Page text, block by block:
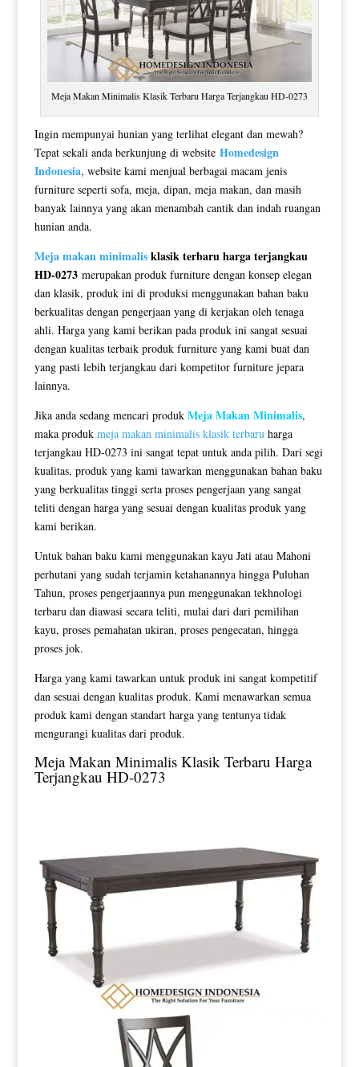
Meja Makan Minimalis Klasik Terbaru Harga Terjangkau HD-0273
Ingin mempunyai hunian yang terlihat elegant dan mewah?
Tepat sekali anda berkunjung di website Homedesign
Indonesia, website kami menjual berbagai macam jenis
furniture seperti sofa, meja, dipan, meja makan, dan masih
banyak lainnya yang akan menambah cantik dan indah ruangan
hunian anda.
Meja makan minimalisklasik terbaru harga terjangkau
HD-0273merupakan produk furniture dengan konsep elegan
dan klasik, produk ini di produksi menggunakan bahan baku
berkualitas dengan pengerjaan yang di kerjakan oleh tenaga
ahli. Harga yang kami berikan pada produk ini sangat sesuai
dengan kualitas terbaik produk furniture yang kami buat dan
yang pasti lebih terjangkau dari kompetitor furniture jepara
lainnya.
Jika anda sedang mencari produk Meja Makan Minimalis,
maka produk meja makan minimalis klasik terbaru harga
terjangkau HD-0273 ini sangat tepat untuk anda pilih. Dari segi
kualitas, produk yang kami tawarkan menggunakan bahan baku
yang berkualitas tinggi serta proses pengerjaan yang sangat
teliti dengan harga yang sesuai dengan kualitas produk yang
kami berikan.
Untuk bahan baku kami menggunakan kayu Jati atau Mahoni
perhutani yang sudah terjamin ketahanannya hingga Puluhan
Tahun, proses pengerjaannya pun menggunakan tekhnologi
terbaru dan diawasi secara teliti, mulai dari dari pemilihan
kayu, proses pemahatan ukiran, proses pengecatan, hingga
proses jok.
Harga yang kami tawarkan untuk produk ini sangat kompetitif
dan sesuai dengan kualitas produk. Kami menawarkan semua
produk kami dengan standart harga yang tentunya tidak
mengurangi kualitas dari produk.
Meja Makan Minimalis Klasik Terbaru Harga
Terjangkau HD-0273